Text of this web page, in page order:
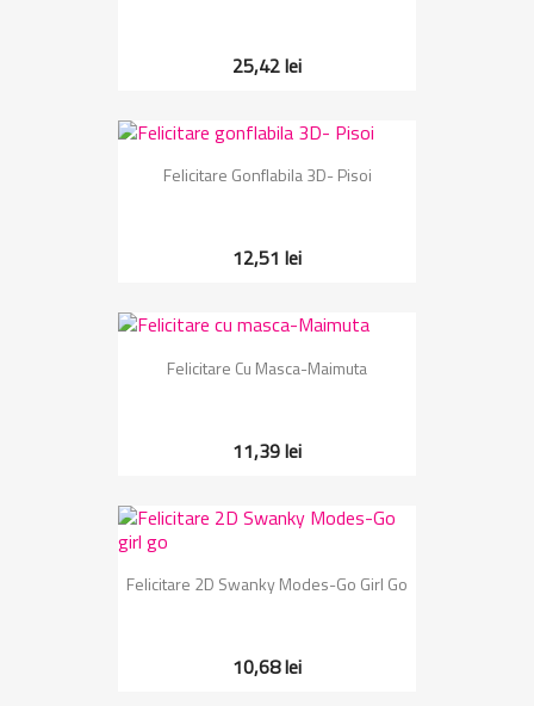
25,42 lei
Felicitare Gonflabila 3D- Pisoi
12,51 lei
Felicitare Cu Masca-Maimuta
11,39 lei
Felicitare 2D Swanky Modes-Go Girl Go
10,68 lei